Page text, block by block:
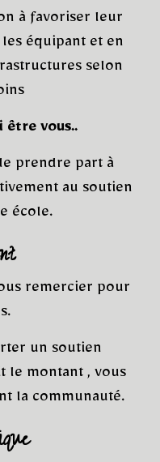
à favoriser leur
équipant et en
selon
être vous..
prendre part à
au soutien
école.
remercier pour
un soutien
le montant , vous
la communauté.